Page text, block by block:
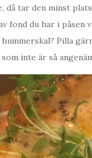
då tar den minst
fond du har i
Pilla
inte är så